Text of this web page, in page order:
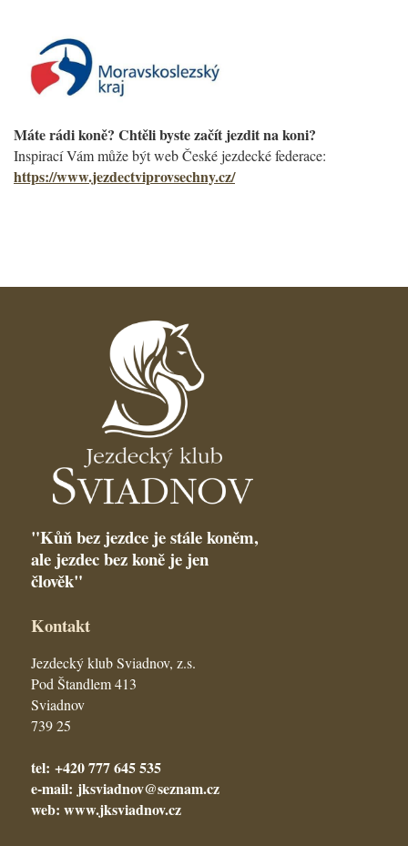
Máte rádi koně? Chtěli byste začít jezdit na koni?
Inspirací Vám může být web České jezdecké federace:
https://www.jezdectviprovsechny.cz/
"Kůň bez jezdce je stále koněm,
ale jezdec bez koně je jen
člověk"
Kontakt
Jezdecký klub Sviadnov, z.s.
Pod Štandlem 413
Sviadnov
739 25
tel: +420 777 645 535
e-mail: jksviadnov@seznam.cz
web: www.jksviadnov.cz